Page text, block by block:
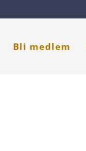
Bli medlem